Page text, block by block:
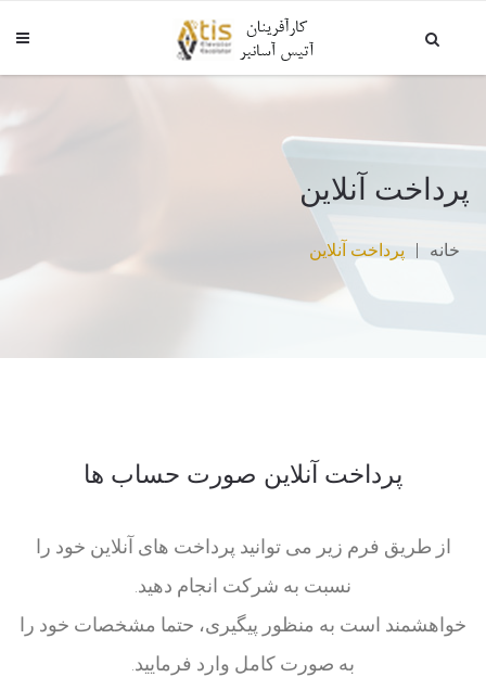
پرداخت آنلاین
خانه پرداخت آنلاین
پرداخت آنلاین صورت حساب ها
از طریق فرم زیر می توانید پرداخت های آنلاین خود را
نسبت به شرکت انجام دهید.
خواهشمند است به منظور پیگیری، حتما مشخصات خود را
به صورت کامل وارد فرمایید.